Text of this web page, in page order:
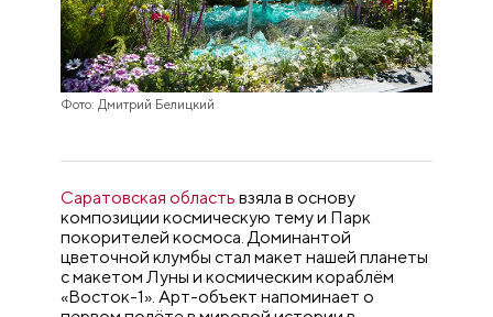
Фото: Дмитрий Белицкий
Саратовская область взяла в основу
композиции космическую тему и Парк
покорителей космоса. Доминантой
цветочной клумбы стал макет нашей планеты
с макетом Луны и космическим кораблём
«Восток-1». Арт-объект напоминает о